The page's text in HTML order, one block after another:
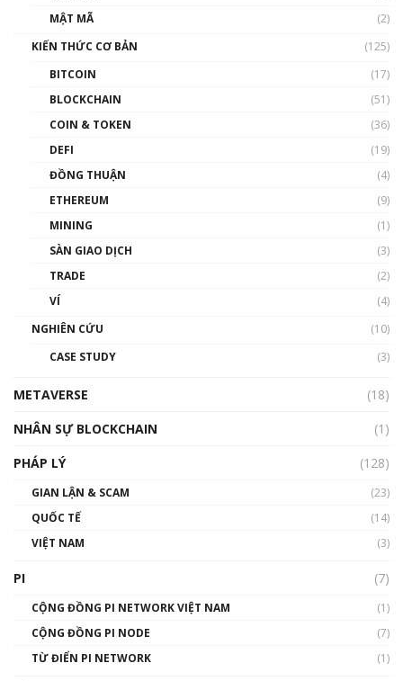
00:43:47
như thể nào?
00:39:31
Phổ cập Blockchain
thống & Crypto qua các cuộc chiến | Phổ cập
01:32:59
gió ấm
Talkshow 14: MemeCoin – Trò đùa tỷ đô
01:29:26
MẬT MÃ
(2)
KIẾN THỨC CƠ BẢN
(125)
BITCOIN
(17)
BLOCKCHAIN
(51)
COIN & TOKEN
(36)
DEFI
(19)
ĐỒNG THUẬN
(4)
ETHEREUM
(9)
MINING
(1)
SÀN GIAO DỊCH
(3)
TRADE
(2)
VÍ
(4)
NGHIÊN CỨU
(10)
CASE STUDY
(3)
METAVERSE
(18)
NHÂN SỰ BLOCKCHAIN
(1)
PHÁP LÝ
(128)
GIAN LẬN & SCAM
(23)
QUỐC TẾ
(14)
VIỆT NAM
(3)
PI (7)
CỘNG ĐỒNG PI NETWORK VIỆT NAM
(1)
CỘNG ĐỒNG PI NODE
(7)
TỪ ĐIỂN PI NETWORK
(1)